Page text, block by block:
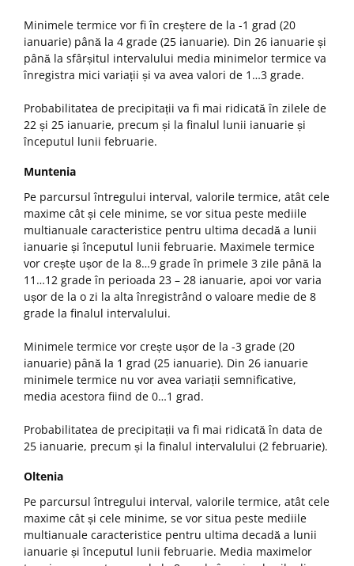
Minimele termice vor fi în creștere de la -1 grad (20
ianuarie) până la 4 grade (25 ianuarie). Din 26 ianuarie și
până la sfârșitul intervalului media minimelor termice va
înregistra mici variații și va avea valori de 1…3 grade.
Probabilitatea de precipitații va fi mai ridicată în zilele de
22 și 25 ianuarie, precum și la finalul lunii ianuarie și
începutul lunii februarie.
Muntenia
Pe parcursul întregului interval, valorile termice, atât cele
maxime cât și cele minime, se vor situa peste mediile
multianuale caracteristice pentru ultima decadă a lunii
ianuarie și începutul lunii februarie. Maximele termice
vor crește ușor de la 8…9 grade în primele 3 zile până la
11…12 grade în perioada 23 – 28 ianuarie, apoi vor varia
ușor de la o zi la alta înregistrând o valoare medie de 8
grade la finalul intervalului.
Minimele termice vor crește ușor de la -3 grade (20
ianuarie) până la 1 grad (25 ianuarie). Din 26 ianuarie
minimele termice nu vor avea variații semnificative,
media acestora fiind de 0…1 grad.
Probabilitatea de precipitații va fi mai ridicată în data de
25 ianuarie, precum și la finalul intervalului (2 februarie).
Oltenia
Pe parcursul întregului interval, valorile termice, atât cele
maxime cât și cele minime, se vor situa peste mediile
multianuale caracteristice pentru ultima decadă a lunii
ianuarie și începutul lunii februarie. Media maximelor